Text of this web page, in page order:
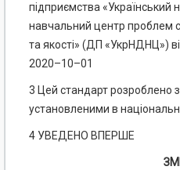
підприємства «Український
навчальний центр проблем
та якості» (ДП «УкрНДНЦ»)
2020–10–01
3 Цей стандарт розроблено
установленими в
4 УВЕДЕНО ВПЕРШЕ